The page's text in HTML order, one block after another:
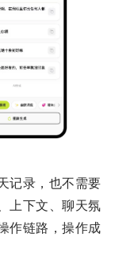
记录，也不需要
上下文、聊天氛
作链路，操作成